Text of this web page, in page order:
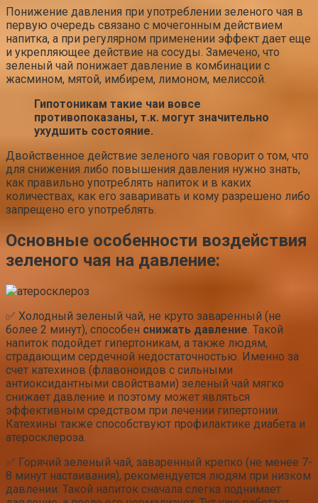
Понижение давления при употреблении зеленого чая в
первую очередь связано с мочегонным действием
напитка, а при регулярном применении эффект дает еще
и укрепляющее действие на сосуды. Замечено, что
зеленый чай понижает давление в комбинации с
жасмином, мятой, имбирем, лимоном, мелиссой.
Гипотоникам такие чаи вовсе
противопоказаны, т.к. могут значительно
ухудшить состояние.
Двойственное действие зеленого чая говорит о том, что
для снижения либо повышения давления нужно знать,
как правильно употреблять напиток и в каких
количествах, как его заваривать и кому разрешено либо
запрещено его употреблять.
Основные особенности воздействия
зеленого чая на давление:
✅ Холодный зеленый чай, не круто заваренный (не
более 2 минут), способен снижать давление. Такой
напиток подойдет гипертоникам, а также людям,
страдающим сердечной недостаточностью. Именно за
счет катехинов (флавоноидов с сильными
антиоксидантными свойствами) зеленый чай мягко
снижает давление и поэтому может являться
эффективным средством при лечении гипертонии.
Катехины также способствуют профилактике диабета и
атеросклероза.
✅ Горячий зеленый чай, заваренный крепко (не менее 7-
8 минут настаивания), рекомендуется людям при низком
давлении. Такой напиток сначала слегка поднимает